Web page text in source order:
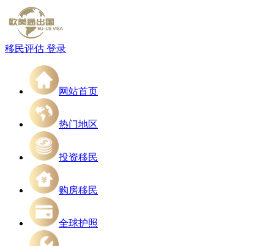
移民评估 登录
网站首页
热门地区
投资移民
购房移民
全球护照